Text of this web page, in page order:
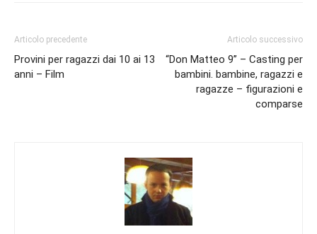
Articolo precedente
Provini per ragazzi dai 10 ai 13
anni – Film
Articolo successivo
“Don Matteo 9” – Casting per
bambini. bambine, ragazzi e
ragazze – figurazioni e
comparse